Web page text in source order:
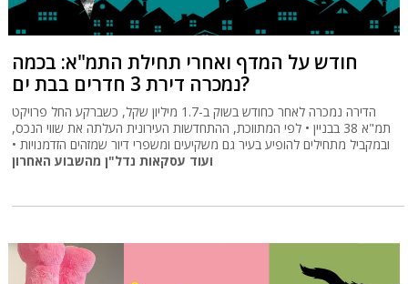
חודש על המדף ואחרי תחילת התמ"א: בכמה
נמכרה דירת 3 חדרים בבת ים?
הדירה נמכרה לאחר כחודש בשוק ב-1.7 מיליון שקל, כשברקע החל פרויקט
תמ"א 38 בבניין • לפי המתווכת, ההתחדשות העירונית העלתה את שווי הנכס,
ובמקביל מתחילים להופיע בעיר גם משקיעים ומשפרי דיור שמזהים הזדמנויות •